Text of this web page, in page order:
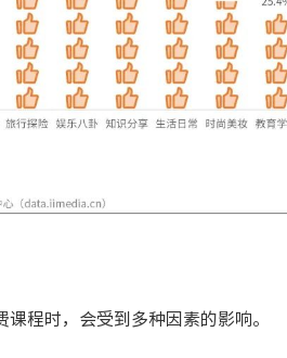
程时，会受到多种因素的影响。